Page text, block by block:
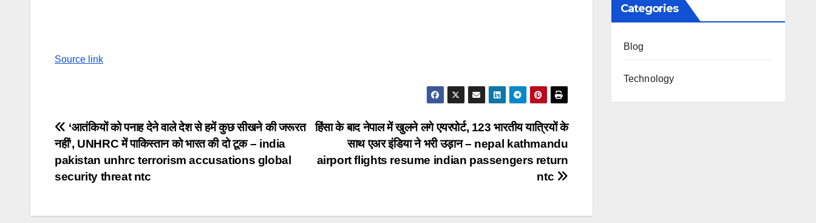
Source link
Post
navigation
हिंसा के बाद नेपाल में खुलने लगे एयरपोर्ट, 123 भारतीय यात्रियों के
साथ एअर इंडिया ने भरी उड़ान – nepal kathmandu
airport flights resume indian passengers return
ntc
‘आतंकियों को पनाह देने वाले देश से हमें कुछ सीखने की जरूरत
नहीं’, UNHRC में पाकिस्तान को भारत की दो टूक – india
pakistan unhrc terrorism accusations global
security threat ntc
Categories
Blog
Technology